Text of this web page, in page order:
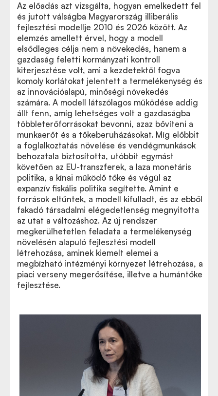
Az előadás azt vizsgálta, hogyan emelkedett fel
és jutott válságba Magyarország illiberális
fejlesztési modellje 2010 és 2026 között. Az
elemzés amellett érvel, hogy a modell
elsődleges célja nem a növekedés, hanem a
gazdaság feletti kormányzati kontroll
kiterjesztése volt, ami a kezdetektől fogva
komoly korlátokat jelentett a termelékenység és
az innovációalapú, minőségi növekedés
számára. A modell látszólagos működése addig
állt fenn, amíg lehetséges volt a gazdaságba
többleterőforrásokat bevonni, azaz bővíteni a
munkaerőt és a tőkeberuházásokat. Míg előbbit
a foglalkoztatás növelése és vendégmunkások
behozatala biztosította, utóbbit egymást
követően az EU-transzferek, a laza monetáris
politika, a kínai működő tőke és végül az
expanzív fiskális politika segítette. Amint e
források eltűntek, a modell kifulladt, és az ebből
fakadó társadalmi elégedetlenség megnyitotta
az utat a változáshoz. Az új rendszer
megkerülhetetlen feladata a termelékenység
növelésén alapuló fejlesztési modell
létrehozása, aminek kiemelt elemei a
megbízható intézményi környezet létrehozása, a
piaci verseny megerősítése, illetve a humántőke
fejlesztése.